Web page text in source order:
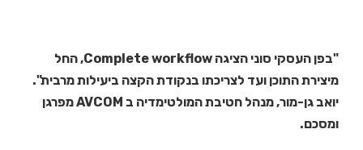
"בפן העסקי סוני הציגה Complete workflow, החל
מיצירת התוכן ועד לצריכתו בנקודת הקצה ביעילות מרבית".
יואב גן-מור, מנהל חטיבת המולטימדיה ב AVCOM מפרגן
ומסכם.